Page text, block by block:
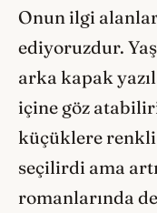
Onun ilgi
ediyoruzdur.
arka kapak
içine göz
küçüklere
seçilirdi ama
romanlarında